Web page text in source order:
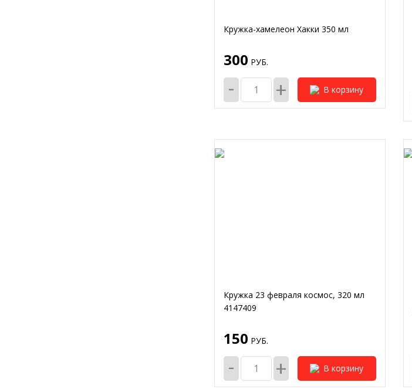
Кружка-хамелеон Хакки 350 мл
300 РУБ.
- + В корзину
Кружка 23 февраля космос, 320 мл
4147409
150 РУБ.
- + В корзину